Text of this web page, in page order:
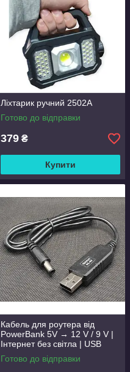
Ліхтарик ручний 2502А
Готово до відправки
379 ₴
Купити
Кабель для роутера від
PowerBank 5V → 12 V / 9 V |
Інтернет без світла | USB
підвищувальний адаптер
Готово до відправки